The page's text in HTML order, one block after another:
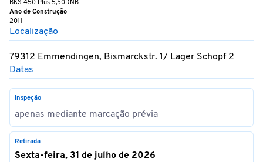
BKS 450 Plus 5,50DNB
Ano de Construção
2011
Localização
79312 Emmendingen, Bismarckstr. 1/ Lager Schopf 2
Datas
Inspeção
apenas mediante marcação prévia
Retirada
Sexta-feira, 31 de julho de 2026